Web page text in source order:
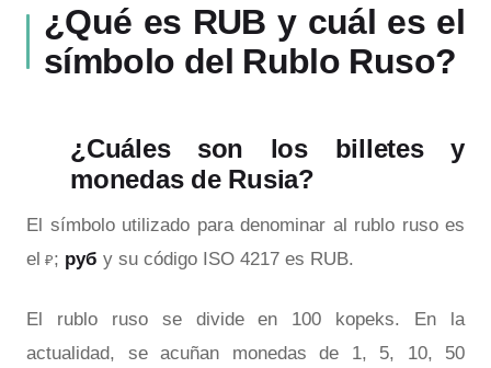
¿Qué es RUB y cuál es el
símbolo del Rublo Ruso?
¿Cuáles son los billetes y
monedas de Rusia?
El símbolo utilizado para denominar al rublo ruso es
el ₽; руб y su código ISO 4217 es RUB.
El rublo ruso se divide en 100 kopeks. En la
actualidad, se acuñan monedas de 1, 5, 10, 50